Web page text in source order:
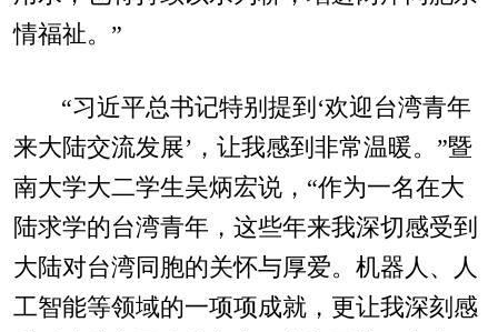
情福祉。”
“习近平总书记特别提到‘欢迎台湾青年
来大陆交流发展’，让我感到非常温暖。”暨
南大学大二学生吴炳宏说，“作为一名在大
陆求学的台湾青年，这些年来我深切感受到
大陆对台湾同胞的关怀与厚爱。机器人、人
工智能等领域的一项项成就，更让我深刻感